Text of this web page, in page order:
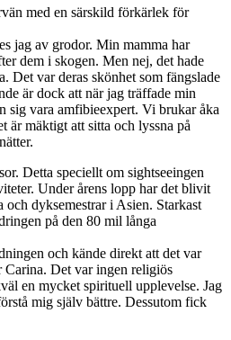
med en särskild förkärlek för
jag av grodor. Min mamma har
dem i skogen. Men nej, det hade
Det var deras skönhet som fängslade
är dock att när jag träffade min
sig vara amfibieexpert. Vi brukar åka
är mäktigt att sitta och lyssna på
Detta speciellt om sightseeingen
Under årens lopp har det blivit
dyksemestrar i Asien. Starkast
på den 80 mil långa
och kände direkt att det var
Carina. Det var ingen religiös
en mycket spirituell upplevelse. Jag
mig själv bättre. Dessutom fick